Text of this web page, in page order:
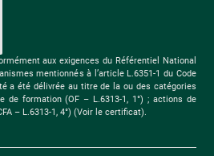
aux exigences du Référentiel National
mentionnés à l’article L.6351-1 du Code
a été délivrée au titre de la ou des catégories
de formation (OF – L.6313-1, 1°) ; actions de
– L.6313-1, 4°) (Voir le certificat).